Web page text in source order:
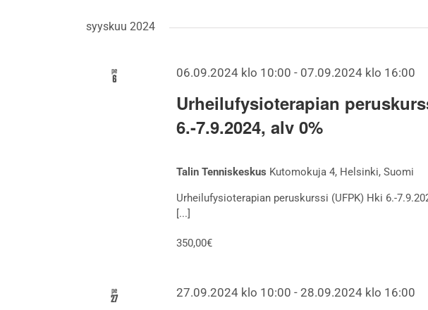
navigointi
syyskuu 2024
pe
6
Urheilufysioterapian
6.-7.9.2024, alv 0%
06.09.2024 klo 10:00 - 07.09.2024 klo 16:00
Talin Tenniskeskus Kutomokuja 4, Helsinki, Suomi
Urheilufysioterapian peruskurssi (UFPK) Hki 6.-
[...]
350,00€
pe
27 27.09.2024 klo 10:00 - 28.09.2024 klo 16:00